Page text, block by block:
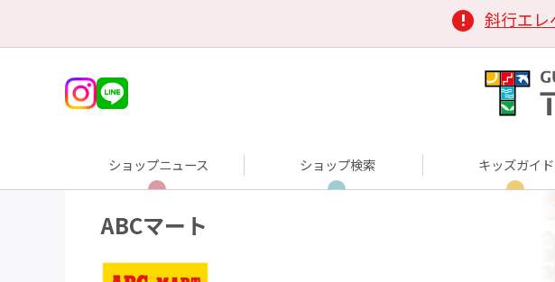
斜行エレ
ショップニュース ショップ検索 キッズガイド
ABCマート